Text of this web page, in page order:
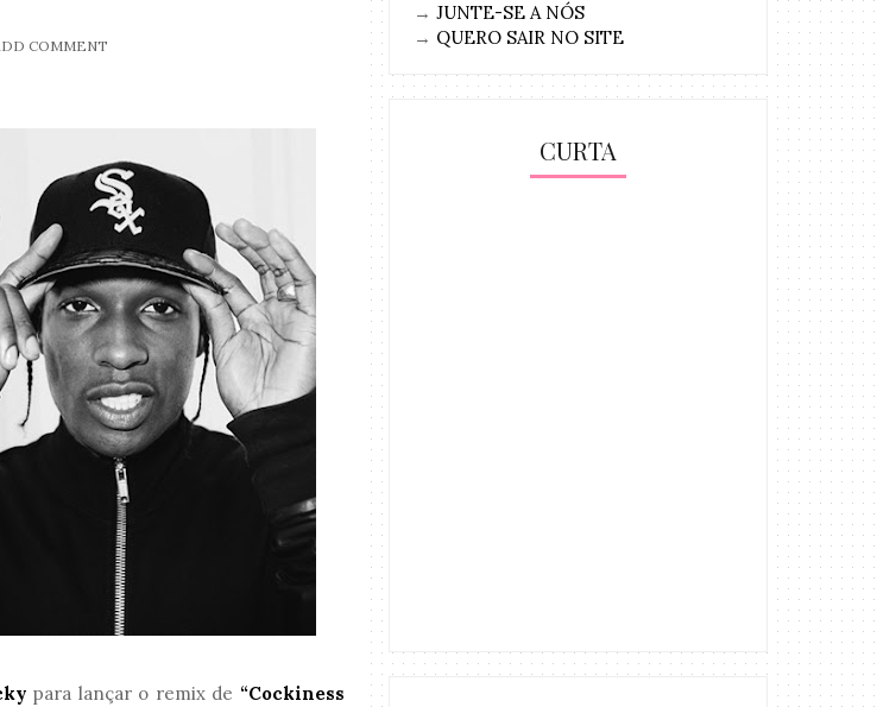
COMMENT
para lançar o remix de “Cockiness
→ JUNTE-SE A NÓS
→ QUERO SAIR NO SITE
CURTA